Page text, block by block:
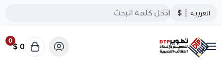
العربية $
تطوير الحقائب التدريبية
0
0 $